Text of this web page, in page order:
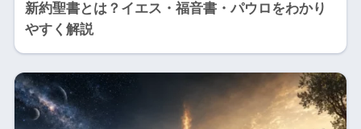
新約聖書とは？イエス・福音書・パウロをわかり
やすく解説